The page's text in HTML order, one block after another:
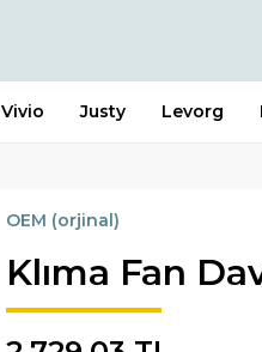
Vivio Justy Levorg
OEM (orjinal)
Klıma Fan